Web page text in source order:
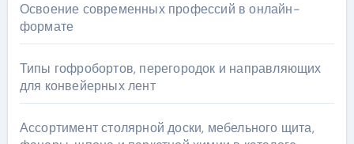
Освоение современных профессий в онлайн-
формате
Типы гофробортов, перегородок и направляющих
для конвейерных лент
Ассортимент столярной доски, мебельного щита,